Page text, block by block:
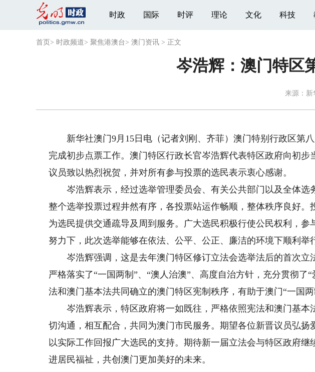
时政 国际 时评 理论 文化 科技
首页 > 时政频道> 聚焦港澳台> 澳门资讯 > 正文
岑浩辉：澳门特区
来源： 新
新华社澳门9月15日电（记者刘刚、齐菲）澳门特别行政区第八
完成初步点票工作。澳门特区行政长官岑浩辉代表特区政府向初步
议员致以热烈祝贺，并对所有参与投票的选民表示衷心感谢。
岑浩辉表示，经过选举管理委员会、有关公共部门以及全体选
整个选举投票过程井然有序，各投票站运作畅顺，整体秩序良好。
为选民提供交通疏导及周到服务。广大选民积极行使公民权利，参
努力下，此次选举能够在依法、公平、公正、廉洁的环境下顺利举
岑浩辉强调，这是去年澳门特区修订立法会选举法后的首次立
严格落实了“一国两制”、“澳人治澳”、高度自治方针，充分贯彻了
法和澳门基本法共同确立的澳门特区宪制秩序，有助于澳门“一国两
岑浩辉表示，特区政府将一如既往，严格依照宪法和澳门基本
切沟通，相互配合，共同为澳门市民服务。期望各位新晋议员弘扬
以实际工作回报广大选民的支持。期待新一届立法会与特区政府继
进居民福祉，共创澳门更加美好的未来。